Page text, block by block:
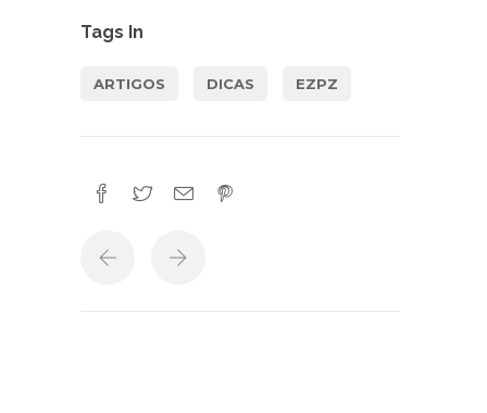
Tags In
ARTIGOS DICAS EZPZ